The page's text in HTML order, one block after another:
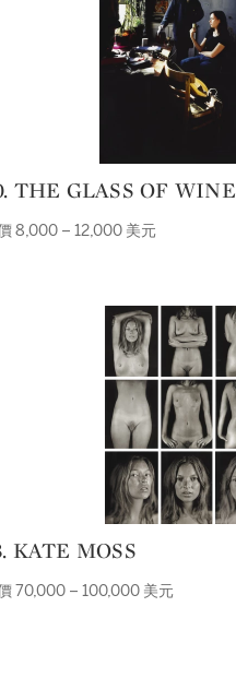
THE GLASS OF WINE
8,000 – 12,000 美元
KATE MOSS
70,000 – 100,000 美元